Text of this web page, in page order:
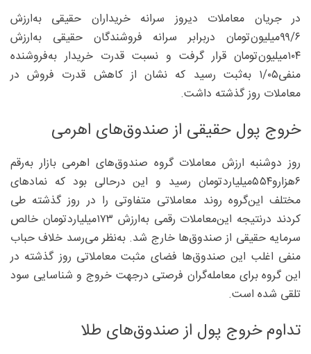
در جریان معاملات دیروز سرانه خریداران حقیقی به‌ارزش
۶/‏‏۹۹‌میلیون‌تومان دربرابر سرانه فروشندگان حقیقی به‌ارزش
۱۰۴‌میلیون‌تومان قرار گرفت و نسبت قدرت خریدار به‌فروشنده
منفی۰۵/‏‏۱ به‌ثبت رسید که نشان از کاهش قدرت فروش در
معاملات روز گذشته داشت.
خروج پول حقیقی از صندوق‌های اهرمی
روز دوشنبه ارزش معاملات گروه صندوق‌های اهرمی بازار به‌رقم
۶‌هزارو۵۵۴‌میلیاردتومان رسید و این درحالی بود که نمادهای
مختلف این‌گروه روند معاملاتی متفاوتی را در روز گذشته طی
کردند درنتیجه این‌معاملات رقمی به‌ارزش ۱۷۳‌میلیاردتومان خالص
سرمایه حقیقی از صندوق‌ها خارج شد. به‌نظر می‌رسد خلاف حباب
منفی اغلب این صندوق‌ها فضای مثبت معاملاتی روز گذشته در
این گروه برای معامله‌گران فرصتی درجهت خروج و شناسایی سود
تلقی شده است.
تداوم خروج پول از صندوق‌های طلا